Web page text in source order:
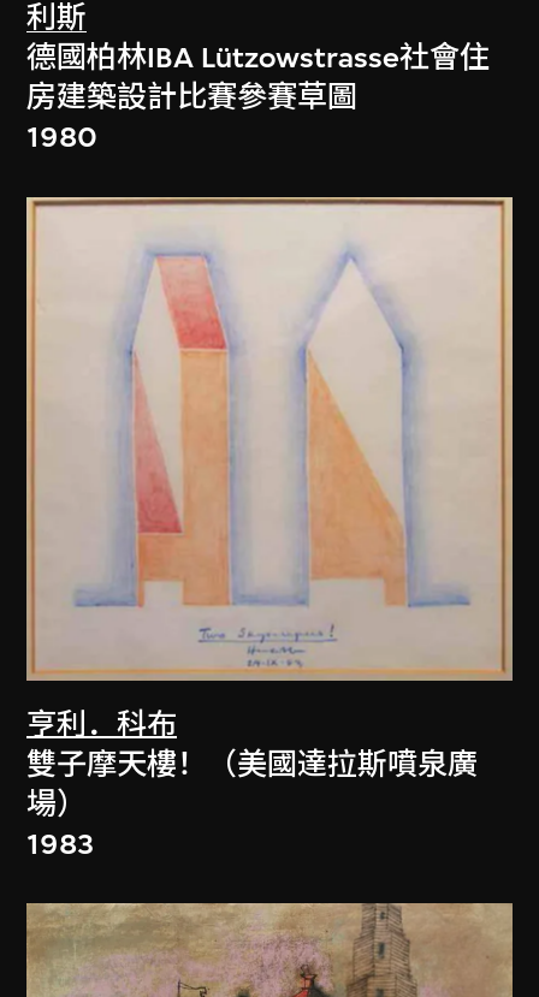
利斯
德國柏林IBA Lützowstrasse社會住
房建築設計比賽參賽草圖
1980
亨利．科布
雙子摩天樓！（美國達拉斯噴泉廣
場）
1983